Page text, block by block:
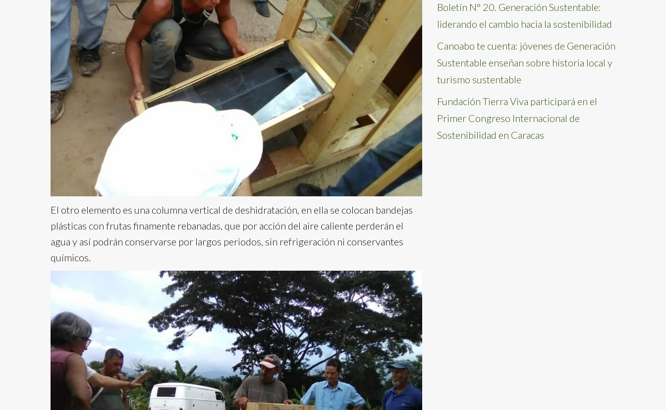
El otro elemento es una columna vertical de deshidratación, en ella se colocan bandejas
plásticas con frutas finamente rebanadas, que por acción del aire caliente perderán el
agua y así podrán conservarse por largos periodos, sin refrigeración ni conservantes
químicos.
Boletín N° 20. Generación Sustentable:
liderando el cambio hacia la sostenibilidad
Canoabo te cuenta: jóvenes de Generación
Sustentable enseñan sobre historia local y
turismo sustentable
Fundación Tierra Viva participará en el
Primer Congreso Internacional de
Sostenibilidad en Caracas